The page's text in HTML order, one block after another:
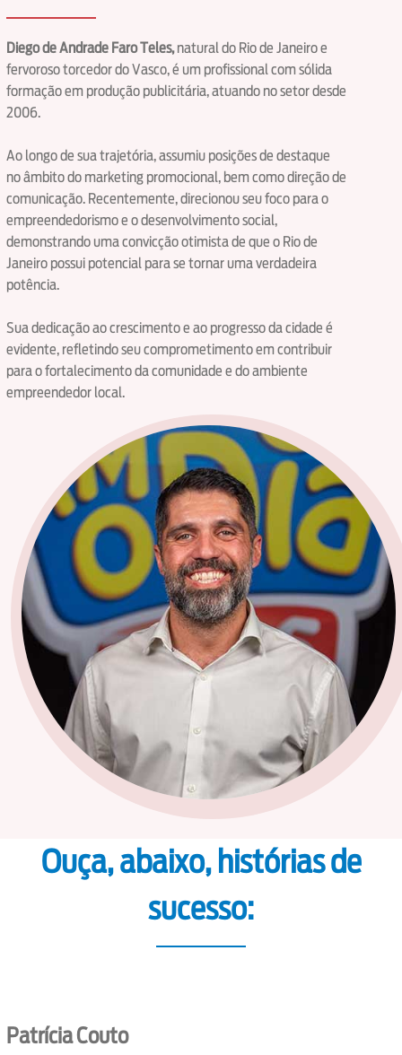
Diego de Andrade Faro Teles,natural do Rio de Janeiro e
fervoroso torcedor do Vasco, é um profissional com sólida
formação em produção publicitária, atuando no setor desde
2006.
Ao longo de sua trajetória, assumiu posições de destaque
no âmbito do marketing promocional, bem como direção de
comunicação. Recentemente, direcionou seu foco para o
empreendedorismo e o desenvolvimento social,
demonstrando uma convicção otimista de que o Rio de
Janeiro possui potencial para se tornar uma verdadeira
potência.
Sua dedicação ao crescimento e ao progresso da cidade é
evidente, refletindo seu comprometimento em contribuir
para o fortalecimento da comunidade e do ambiente
empreendedor local.
Ouça, abaixo, histórias de
sucesso:
Patrícia Couto